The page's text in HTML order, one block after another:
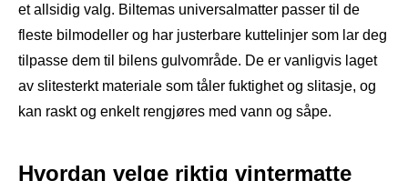
et allsidig valg. Biltemas universalmatter passer til de
fleste bilmodeller og har justerbare kuttelinjer som lar deg
tilpasse dem til bilens gulvområde. De er vanligvis laget
av slitesterkt materiale som tåler fuktighet og slitasje, og
kan raskt og enkelt rengjøres med vann og såpe.
Hvordan velge riktig vintermatte